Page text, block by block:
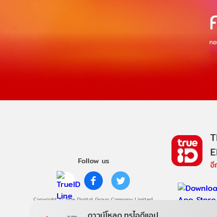
Follow us
Copyright © True Digital Group Company Limited.
อี